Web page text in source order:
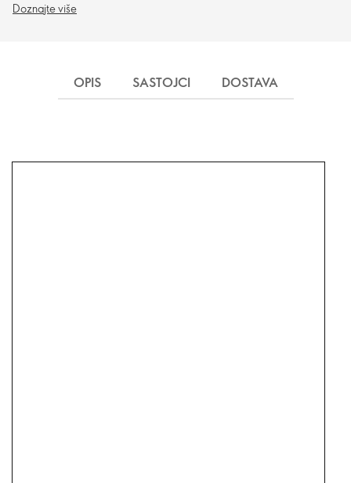
Doznajte više
OPIS SASTOJCI DOSTAVA